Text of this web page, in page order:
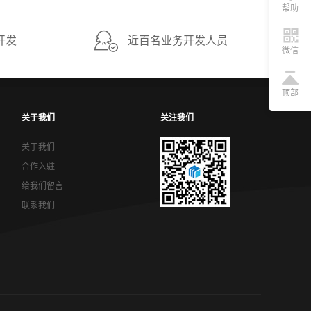
发 近百名业务开发人员
关于我们
关于我们
合作入驻
给我们留言
联系我们
关注我们
帮助
微信
顶部